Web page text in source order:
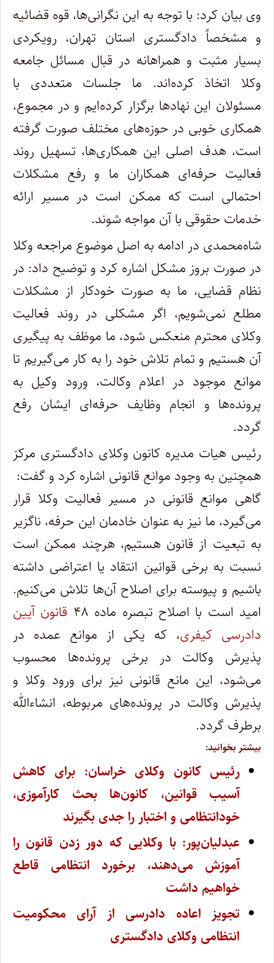
وی بیان کرد: با توجه به این نگرانی‌ها، قوه قضائیه
و مشخصاً دادگستری استان تهران، رویکردی
بسیار مثبت و همراهانه در قبال مسائل جامعه
وکلا اتخاذ کرده‌اند. ما جلسات متعددی با
مسئولان این نهادها برگزار کرده‌ایم و در مجموع،
همکاری خوبی در حوزه‌های مختلف صورت گرفته
است، هدف اصلی این همکاری‌ها، تسهیل روند
فعالیت حرفه‌ای همکاران ما و رفع مشکلات
احتمالی است که ممکن است در مسیر ارائه
خدمات حقوقی با آن مواجه شوند.
شاه‌محمدی در ادامه به اصل موضوع مراجعه وکلا
در صورت بروز مشکل اشاره کرد و توضیح داد: در
نظام قضایی، ما به صورت خودکار از مشکلات
مطلع نمی‌شویم، اگر مشکلی در روند فعالیت
وکلای محترم منعکس شود، ما موظف به پیگیری
آن هستیم و تمام تلاش خود را به کار می‌گیریم تا
موانع موجود در اعلام وکالت، ورود وکیل به
پرونده‌ها و انجام وظایف حرفه‌ای ایشان رفع
گردد.
رئیس هیات مدیره کانون وکلای دادگستری مرکز
همچنین به وجود موانع قانونی اشاره کرد و گفت:
گاهی موانع قانونی در مسیر فعالیت وکلا قرار
می‌گیرد، ما نیز به عنوان خادمان این حرفه، ناگزیر
به تبعیت از قانون هستیم، هرچند ممکن است
نسبت به برخی قوانین انتقاد یا اعتراضی داشته
باشیم و پیوسته برای اصلاح آن‌ها تلاش می‌کنیم.
امید است با اصلاح تبصره ماده ۴۸
قانون آیین
دادرسی کیفری، که یکی از موانع عمده در
پذیرش وکالت در برخی پرونده‌ها محسوب
می‌شود، این مانع قانونی نیز برای ورود وکلا و
پذیرش وکالت در پرونده‌های مربوطه، انشاءالله
برطرف گردد.
بیشتر بخوانید:
رئیس کانون وکلای خراسان: برای کاهش
آسیب قوانین، کانون‌ها بحث کارآموزی،
خودانتظامی و اختبار را جدی بگیرند
عبدلیان‌پور: با وکلایی که دور زدن قانون را
آموزش می‌دهند، برخورد انتظامی قاطع
خواهیم داشت
تجویز اعاده دادرسی از آرای محکومیت
انتظامی وکلای دادگستری